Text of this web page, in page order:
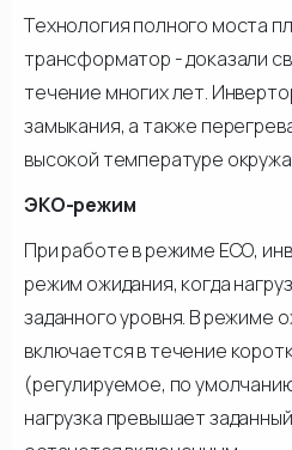
Технология полного моста
трансформатор - доказали
течение многих лет.
замыкания, а также
высокой температуре
ЭКО-режим
При работе в режиме ECO,
режим ожидания, когда
заданного уровня. В режиме
включается в течение
(регулируемое, по
нагрузка превышает